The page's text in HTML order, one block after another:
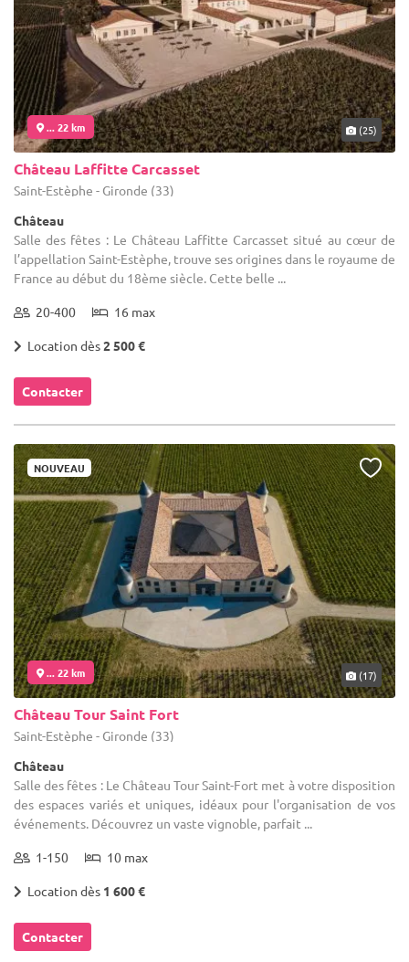
... 22 km (25)
Château Laffitte Carcasset
Saint-Estèphe - Gironde (33)
Château
Salle des fêtes : Le Château Laffitte Carcasset situé au cœur de
l’appellation Saint-Estèphe, trouve ses origines dans le royaume de
France au début du 18ème siècle. Cette belle ...
20-400 16 max
Location dès2 500 €
Contacter
NOUVEAU
... 22 km (17)
Château Tour Saint Fort
Saint-Estèphe - Gironde (33)
Château
Salle des fêtes : Le Château Tour Saint-Fort met à votre disposition
des espaces variés et uniques, idéaux pour l'organisation de vos
événements. Découvrez un vaste vignoble, parfait ...
1-150 10 max
Location dès 1 600 €
Contacter